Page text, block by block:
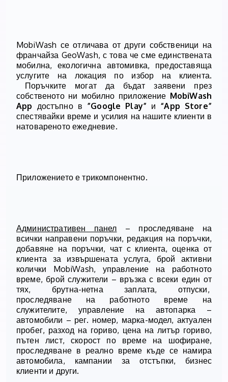
MobiWash се отличава от други собственици на
франчайза GeoWash, с това че сме единствената
мобилна, екологична автомивка, предоставяща
услугите на локация по избор на клиента.
Поръчките могат да бъдат заявени през
собственото ни мобилно приложение MobiWash
App достъпно в ”Google Play” и “App Store”
спестявайки време и усилия на нашите клиенти в
натовареното ежедневие.
Приложението е трикомпонентно.
Административен панел
– проследяване на
всички направени поръчки, редакция на поръчки,
добавяне на поръчки, чат с клиента, оценка от
клиента за извършената услуга, брой активни
колички MobiWash, управление на работното
време, брой служители – връзка с всеки един от
тях, брутна-нетна заплата, отпуски,
проследяване на работното време на
служителите, управление на автопарка –
автомобили – рег. номер, марка-модел, актуален
пробег, разход на гориво, цена на литър гориво,
пътен лист, скорост по време на шофиране,
проследяване в реално време къде се намира
автомобила, кампании за отстъпки, бизнес
клиенти и други.